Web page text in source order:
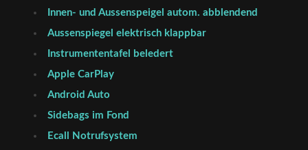
Innen- und Aussenspeigel autom. abblendend
Aussenspiegel elektrisch klappbar
Instrumententafel beledert
Apple CarPlay
Android Auto
Sidebags im Fond
Ecall Notrufsystem